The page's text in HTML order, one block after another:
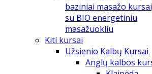
baziniai masažo
su BIO energetiniu
masažuokliu
Kiti kursai
Užsienio Kalbų Kursai
Anglų kalbos